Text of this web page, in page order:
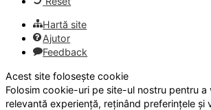
Hartă site
Ajutor
Feedback
Acest site folosește cookie
Folosim cookie-uri pe site-ul nostru pentru a
relevantă experiență, reținând preferințele și